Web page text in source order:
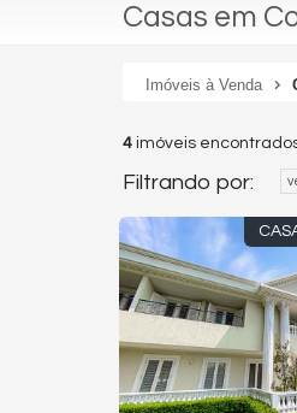
Casas em
Imóveis à Venda
4 imóveis
Filtrando por: